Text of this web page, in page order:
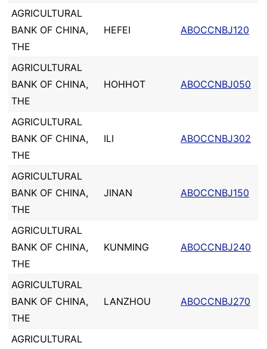
AGRICULTURAL
BANK OF CHINA,
THE
HEFEI ABOCCNBJ120
AGRICULTURAL
BANK OF CHINA,
THE
HOHHOT ABOCCNBJ050
AGRICULTURAL
BANK OF CHINA,
THE
ILI ABOCCNBJ302
AGRICULTURAL
BANK OF CHINA,
THE
JINAN ABOCCNBJ150
AGRICULTURAL
BANK OF CHINA,
THE
KUNMING ABOCCNBJ240
AGRICULTURAL
BANK OF CHINA,
THE
LANZHOU ABOCCNBJ270
AGRICULTURAL